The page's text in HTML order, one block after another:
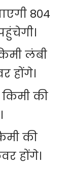
804
लंबी
होंगे।
किमी की
की
होंगे।